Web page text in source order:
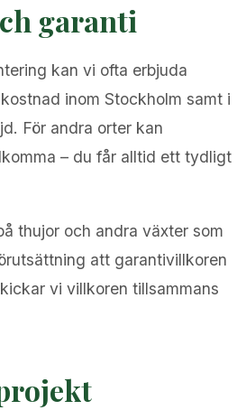
garanti
kan vi ofta erbjuda
inom Stockholm samt i
För andra orter kan
– du får alltid ett tydligt
thujor och andra växter som
att garantivillkoren
vi villkoren tillsammans